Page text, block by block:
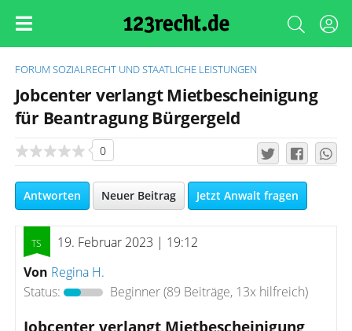
FORUM SOZIALRECHT UND STAATLICHE LEISTUNGEN
Jobcenter verlangt Mietbescheinigung
für Beantragung Bürgergeld
0
Antworten Neuer Beitrag Jetzt Anwalt fragen
19. Februar 2023 | 19:12
Von Regina H.
Status:
Beginner(89 Beiträge, 13x hilfreich)